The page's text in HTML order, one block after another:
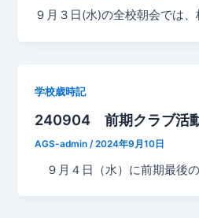
９月３日(水)の全校朝会では、
学校歳時記
240904 前期クラブ活動
AGS-admin /2024年9月10日
９月４日（水）に前期最後